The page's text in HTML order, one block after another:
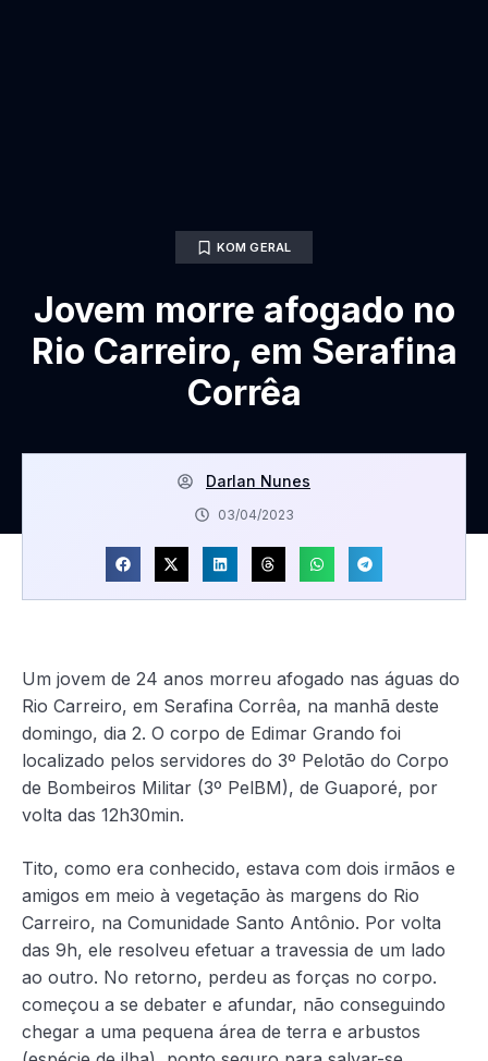
KOM GERAL
Jovem morre afogado no
Rio Carreiro, em Serafina
Corrêa
Darlan Nunes
03/04/2023
Um jovem de 24 anos morreu afogado nas águas do
Rio Carreiro, em Serafina Corrêa, na manhã deste
domingo, dia 2. O corpo de Edimar Grando foi
localizado pelos servidores do 3º Pelotão do Corpo
de Bombeiros Militar (3º PelBM), de Guaporé, por
volta das 12h30min.
Tito, como era conhecido, estava com dois irmãos e
amigos em meio à vegetação às margens do Rio
Carreiro, na Comunidade Santo Antônio. Por volta
das 9h, ele resolveu efetuar a travessia de um lado
ao outro. No retorno, perdeu as forças no corpo.
começou a se debater e afundar, não conseguindo
chegar a uma pequena área de terra e arbustos